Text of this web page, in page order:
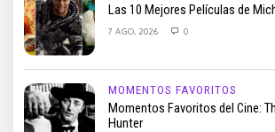
Las 10 Mejores Películas de
7 AGO, 2026 0
MOMENTOS FAVORITOS
Momentos Favoritos del Cine:
Hunter